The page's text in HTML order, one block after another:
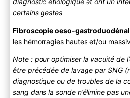
diagnostic étiologique et ont un
certains gestes
Fibroscopie oeso-
les hémorragies hautes et/ou
Note : pour optimiser la vacuité de
être précédée de lavage par SNG
diagnostique ou de troubles de la
sang dans la sonde n’élimine pas